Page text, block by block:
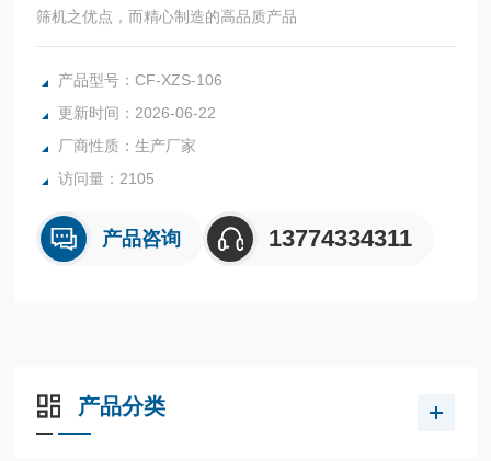
筛机之优点，而精心制造的高品质产品
产品型号：CF-XZS-106
更新时间：2026-06-22
厂商性质：生产厂家
访问量：2105
产品咨询 13774334311
产品分类